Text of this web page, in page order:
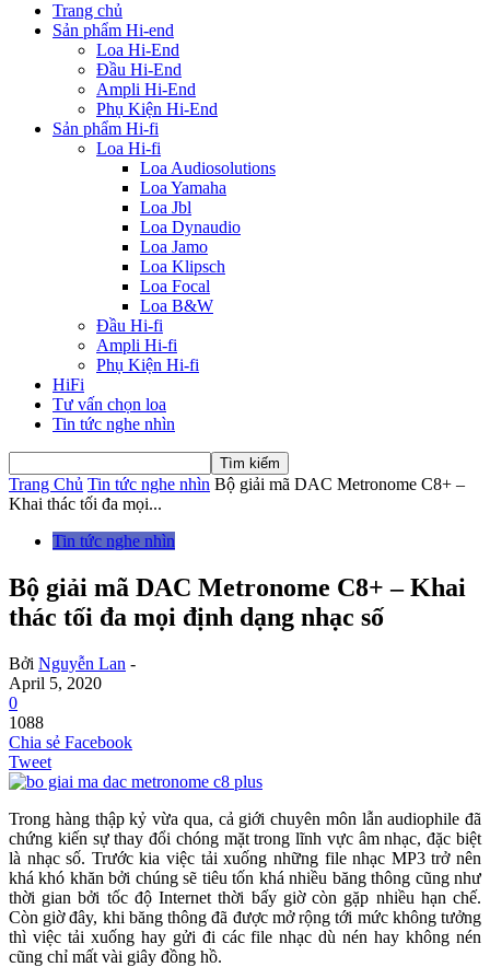
Trang chủ
Sản phẩm Hi-end
Loa Hi-End
Đầu Hi-End
Ampli Hi-End
Phụ Kiện Hi-End
Sản phẩm Hi-fi
Loa Hi-fi
Loa Audiosolutions
Loa Yamaha
Loa Jbl
Loa Dynaudio
Loa Jamo
Loa Klipsch
Loa Focal
Loa B&W
Đầu Hi-fi
Ampli Hi-fi
Phụ Kiện Hi-fi
HiFi
Tư vấn chọn loa
Tin tức nghe nhìn
Trang Chủ Tin tức nghe nhìn Bộ giải mã DAC Metronome C8+ –
Khai thác tối đa mọi...
Tin tức nghe nhìn
Bộ giải mã DAC Metronome C8+ – Khai
thác tối đa mọi định dạng nhạc số
Bởi Nguyễn Lan -
April 5, 2020
0
1088
Chia sẻ Facebook
Tweet
Trong hàng thập kỷ vừa qua, cả giới chuyên môn lẫn audiophile đã
chứng kiến sự thay đổi chóng mặt trong lĩnh vực âm nhạc, đặc biệt
là nhạc số. Trước kia việc tải xuống những file nhạc MP3 trở nên
khá khó khăn bởi chúng sẽ tiêu tốn khá nhiều băng thông cũng như
thời gian bởi tốc độ Internet thời bấy giờ còn gặp nhiều hạn chế.
Còn giờ đây, khi băng thông đã được mở rộng tới mức không tưởng
thì việc tải xuống hay gửi đi các file nhạc dù nén hay không nén
cũng chỉ mất vài giây đồng hồ.